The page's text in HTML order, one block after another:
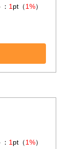
1 pt（1%）
1 pt（1%）